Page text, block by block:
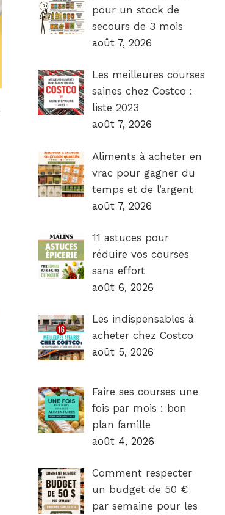
pour un stock de
secours de 3 mois
août 7, 2026
Les meilleures courses
saines chez Costco :
liste 2023
août 7, 2026
Aliments à acheter en
vrac pour gagner du
temps et de l’argent
août 7, 2026
11 astuces pour
réduire vos courses
sans effort
août 6, 2026
Les indispensables à
acheter chez Costco
août 5, 2026
Faire ses courses une
fois par mois : bon
plan famille
août 4, 2026
Comment respecter
un budget de 50 €
par semaine pour les